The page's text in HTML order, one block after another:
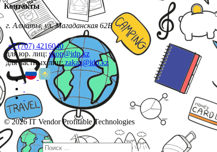
Контакты
г. Алматы, ул. Магаданская 62В
+7 (707) 4216040
для юр. лиц: shop@idp.kz
для частных лиц:zakaz@idp.kz
© 2026 IT Vendor Profitable Technologies